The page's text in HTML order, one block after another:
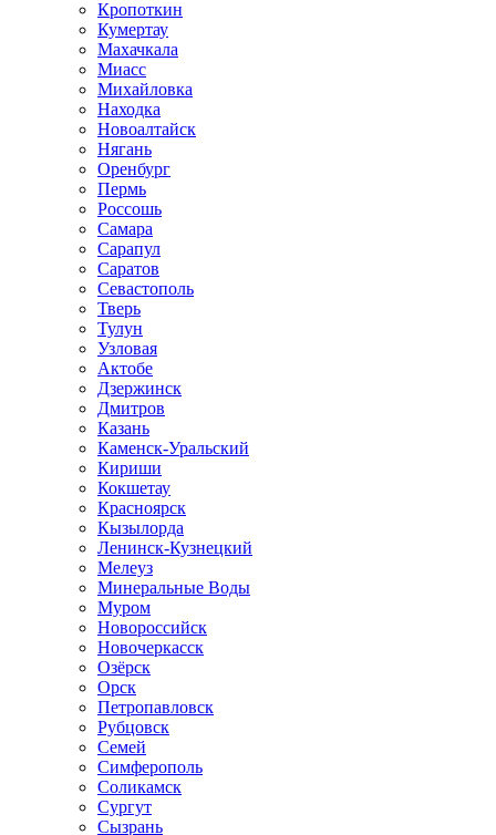
Кропоткин
Кумертау
Махачкала
Миасс
Михайловка
Находка
Новоалтайск
Нягань
Оренбург
Пермь
Россошь
Самара
Сарапул
Саратов
Севастополь
Тверь
Тулун
Узловая
Актобе
Дзержинск
Дмитров
Казань
Каменск-Уральский
Кириши
Кокшетау
Красноярск
Кызылорда
Ленинск-Кузнецкий
Мелеуз
Минеральные Воды
Муром
Новороссийск
Новочеркасск
Озёрск
Орск
Петропавловск
Рубцовск
Семей
Симферополь
Соликамск
Сургут
Сызрань